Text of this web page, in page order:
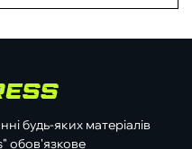
будь-яких матеріалів
обов'язкове